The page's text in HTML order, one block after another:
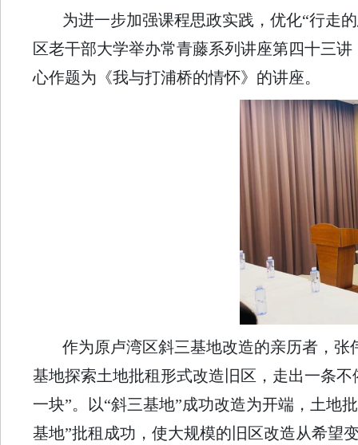
为进一步加强课程思政实践，优化“行走
区老干部大学举办常青藤系列讲座第四十三
心作题为《我与打浦桥的情怀》的讲座。
作为原卢湾区斜三基地改造的亲历者，
基地探索土地批租形式改造旧区，走出一条
一块”。以“斜三基地”成功改造为开端，土地
基地”批租成功，使大规模的旧区改造从希望